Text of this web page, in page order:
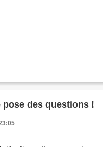
pose des questions !